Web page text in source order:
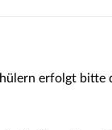
erfolgt bitte